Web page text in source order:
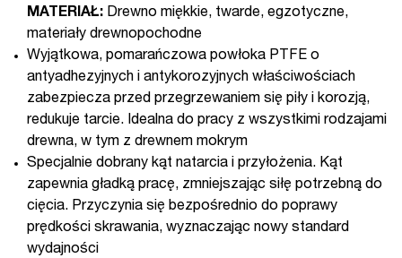
MATERIAŁ: Drewno miękkie, twarde, egzotyczne,
materiały drewnopochodne
Wyjątkowa, pomarańczowa powłoka PTFE o
antyadhezyjnych i antykorozyjnych właściwościach
zabezpiecza przed przegrzewaniem się piły i korozją,
redukuje tarcie. Idealna do pracy z wszystkimi rodzajami
drewna, w tym z drewnem mokrym
Specjalnie dobrany kąt natarcia i przyłożenia. Kąt
zapewnia gładką pracę, zmniejszając siłę potrzebną do
cięcia. Przyczynia się bezpośrednio do poprawy
prędkości skrawania, wyznaczając nowy standard
wydajności